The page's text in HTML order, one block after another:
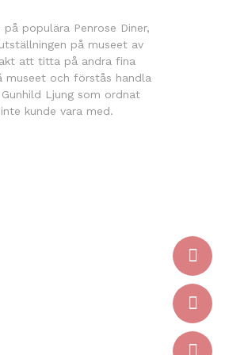
populära Penrose Diner,
på museet av
att titta på andra fina
museet och förstås handla
Ljung som ordnat
kunde vara med.